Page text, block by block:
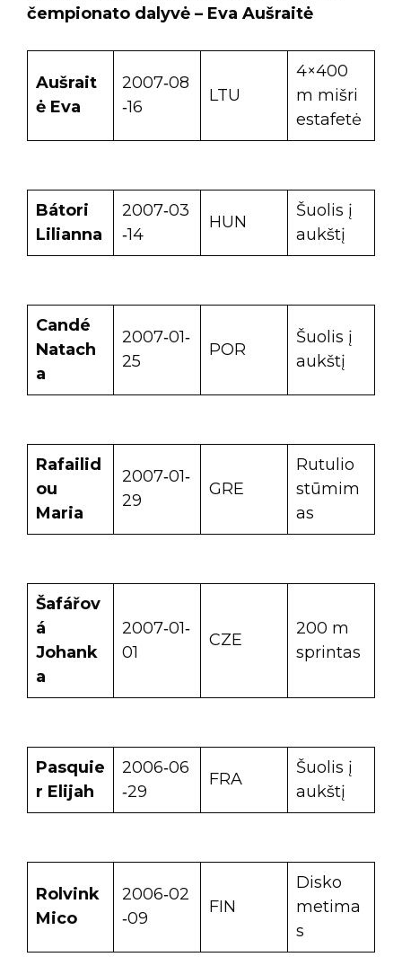
čempionato dalyvė – Eva Aušraitė
Aušrait
ė Eva
2007‑08
‑16
LTU
4×400
m mišri
estafetė
Bátori
Lilianna
2007‑03
‑14
HUN
Šuolis į
aukštį
Candé
Natach
a
2007‑01‑
25
POR
Šuolis į
aukštį
Rafailid
ou
Maria
2007‑01‑
29
GRE
Rutulio
stūmim
as
Šafářov
á
Johank
a
2007‑01‑
01
CZE
200 m
sprintas
Pasquie
r Elijah
2006‑06
‑29
FRA
Šuolis į
aukštį
Rolvink
Mico
2006‑02
‑09
FIN
Disko
metima
s